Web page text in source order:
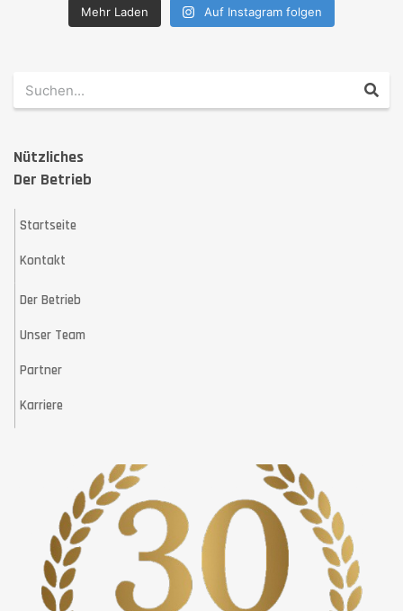
Mehr Laden Auf Instagram folgen
Nützliches
Der Betrieb
Startseite
Kontakt
Der Betrieb
Unser Team
Partner
Karriere